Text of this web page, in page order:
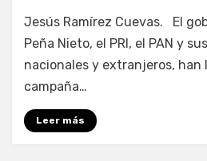
por Enrique
Jesús Ramírez Cuevas. El
Peña Nieto, el PRI, el PAN y
nacionales y extranjeros, han
campaña…
Leer más